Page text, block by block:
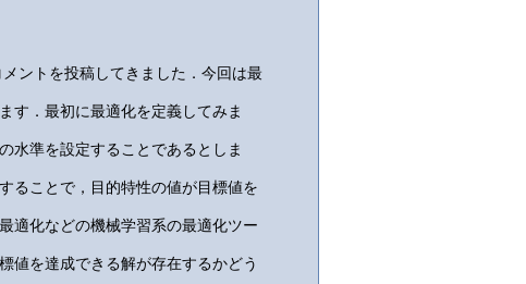
ントを投稿してきました．今回は最
す．最初に最適化を定義してみま
水準を設定することであるとしま
ることで，目的特性の値が目標値を
適化などの機械学習系の最適化ツー
値を達成できる解が存在するかどう